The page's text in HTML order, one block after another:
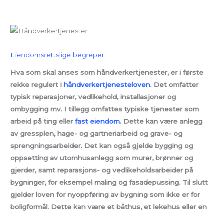
Eiendomsrettslige begreper
Hva som skal anses som håndverkertjenester, er i første
rekke regulert i håndverkertjenesteloven. Det omfatter
typisk reparasjoner, vedlikehold, installasjoner og
ombygging mv. I tillegg omfattes typiske tjenester som
arbeid på ting ellerfast eiendom. Dette kan være anlegg
av gressplen, hage- og gartneriarbeid og grave- og
sprengningsarbeider. Det kan også gjelde bygging og
oppsetting av utomhusanlegg som murer, brønner og
gjerder, samt reparasjons- og vedlikeholdsarbeider på
bygninger, for eksempel maling og fasadepussing. Til slutt
gjelder loven for nyoppføring av bygning som ikke er for
boligformål. Dette kan være et båthus, et lekehus eller en